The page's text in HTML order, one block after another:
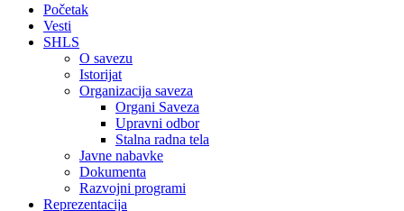
Početak
Vesti
SHLS
O savezu
Istorijat
Organizacija saveza
Organi Saveza
Upravni odbor
Stalna radna tela
Javne nabavke
Dokumenta
Razvojni programi
Reprezentacija